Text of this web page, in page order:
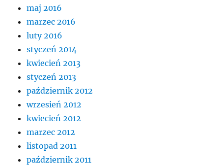
maj 2016
marzec 2016
luty 2016
styczeń 2014
kwiecień 2013
styczeń 2013
październik 2012
wrzesień 2012
kwiecień 2012
marzec 2012
listopad 2011
październik 2011